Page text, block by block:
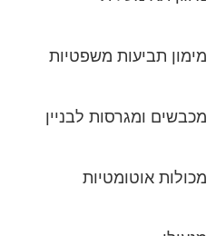
מימון תביעות משפטיות
מכבשים ומגרסות לבניין
מכולות אוטומטיות